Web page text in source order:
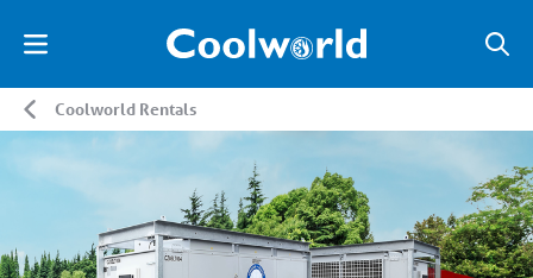
Coolworld Rentals